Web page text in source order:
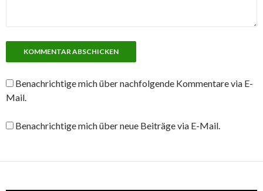
Benachrichtige mich über nachfolgende Kommentare via E-
Mail.
Benachrichtige mich über neue Beiträge via E-Mail.